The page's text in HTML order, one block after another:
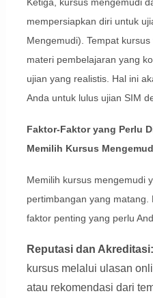
mempersiapkan diri untuk
Mengemudi). Tempat
materi pembelajaran yang
ujian yang realistis. Hal ini
Anda untuk lulus ujian SIM
Faktor-Faktor yang Perlu
Memilih Kursus
Memilih kursus mengemudi
pertimbangan yang matang.
faktor penting yang perlu
Reputasi dan Akreditasi:
kursus melalui ulasan
atau rekomendasi dari